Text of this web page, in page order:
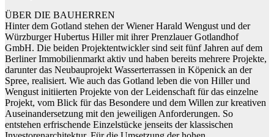
ÜBER DIE BAUHERREN
Hinter dem Gotland stehen der Wiener Harald Wengust und der
Würzburger Hubertus Hiller mit ihrer Prenzlauer Gotlandhof
GmbH. Die beiden Projektentwickler sind seit fünf Jahren auf dem
Berliner Immobilienmarkt aktiv und haben bereits mehrere Projekte,
darunter das Neubauprojekt Wasserterrassen in Köpenick an der
Spree, realisiert. Wie auch das Gotland leben die von Hiller und
Wengust initiierten Projekte von der Leidenschaft für das einzelne
Projekt, vom Blick für das Besondere und dem Willen zur kreativen
Auseinandersetzung mit den jeweiligen Anforderungen. So
entstehen erfrischende Einzelstücke jenseits der klassischen